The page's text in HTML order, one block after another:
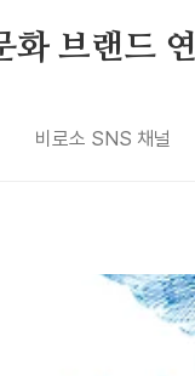
화 브랜드
비로소 SNS 채널